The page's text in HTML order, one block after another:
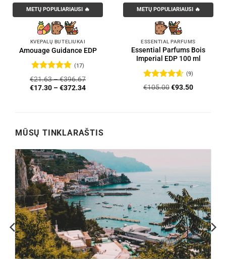
METŲ POPULIARIAUSI 🔥
KVEPALŲ BUTELIUKAI
Amouage Guidance EDP
Įvertinimas:
4.76iš 5
(17)
€21.63–€396.67
€17.30 –€372.34
METŲ POPULIARIAUSI 🔥
ESSENTIAL PARFUMS
Essential Parfums Bois
Imperial EDP 100 ml
Įvertinimas:
(9)
€105.00Original
€93.50Current
MŪSŲ TINKLARAŠTIS